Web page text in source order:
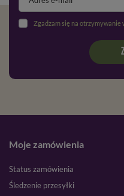
Zgadzam się na otrzymywanie wiadomości
Moje zamówienia
Status zamówienia
Śledzenie przesyłki